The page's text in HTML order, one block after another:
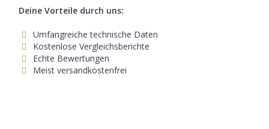
Deine Vorteile durch uns:
Umfangreiche technische Daten
Kostenlose Vergleichsberichte
Echte Bewertungen
Meist versandkostenfrei